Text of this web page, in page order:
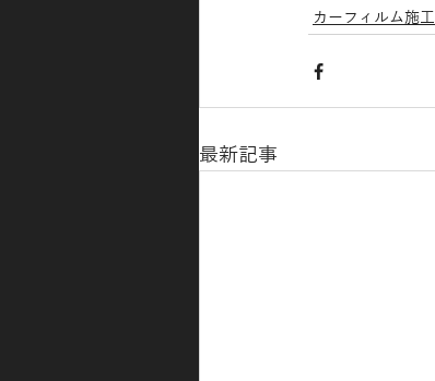
カーフィルム施工
最新記事